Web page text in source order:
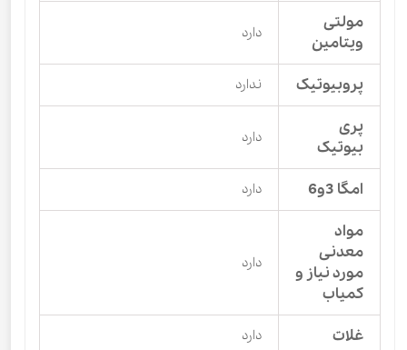
مولتی
ویتامین
دارد
پروبیوتیک ندارد
پری
بیوتیک
دارد
امگا 3و6 دارد
مواد
معدنی
مورد نیاز و
کمیاب
دارد
غلات دارد